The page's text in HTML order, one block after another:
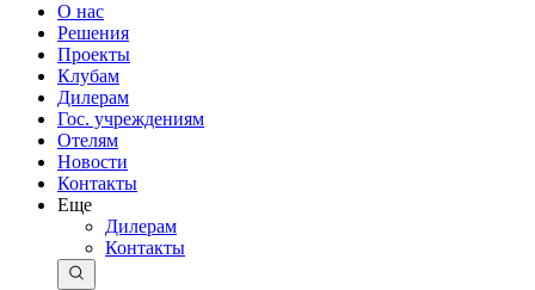
О нас
Решения
Проекты
Клубам
Дилерам
Гос. учреждениям
Отелям
Новости
Контакты
Еще
Дилерам
Контакты